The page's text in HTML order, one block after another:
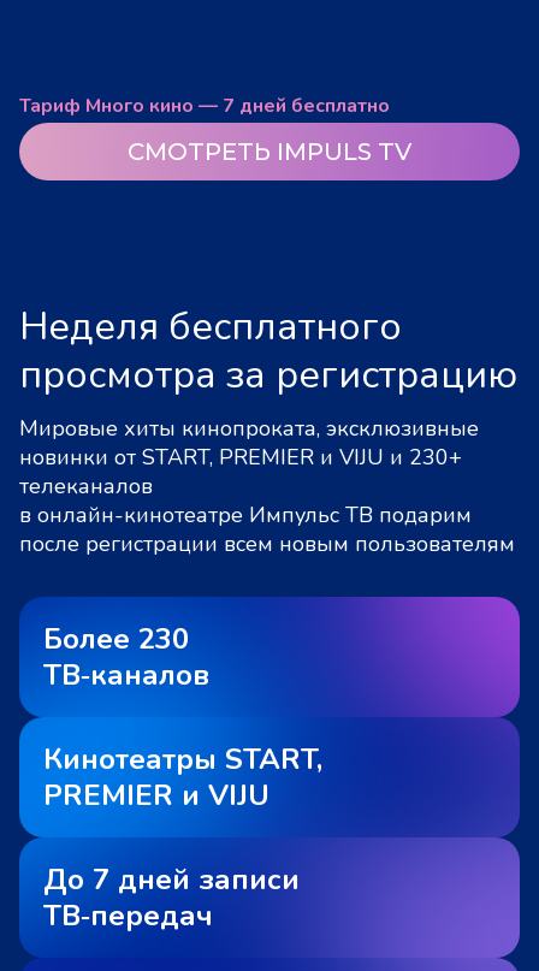
Тариф Много кино — 7 дней бесплатно
СМОТРЕТЬ IMPULS TV
Неделя бесплатного
просмотра за регистрацию
Мировые хиты кинопроката, эксклюзивные
новинки от START, PREMIER и VIJU и 230+
телеканалов
в онлайн-кинотеатре Импульс ТВ подарим
после регистрации всем новым пользователям
Более 230
ТВ‑каналов
Кинотеатры START,
PREMIER и VIJU
До 7 дней записи
ТВ‑передач